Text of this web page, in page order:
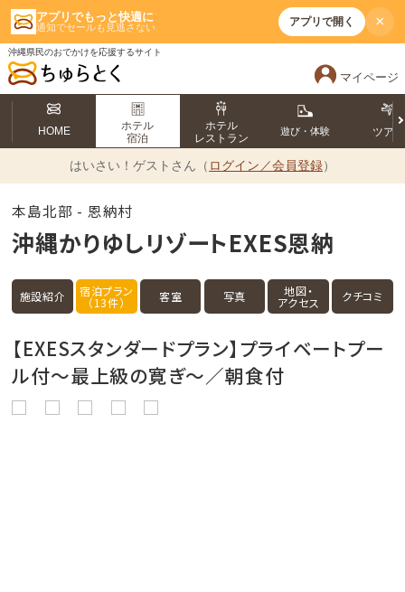
アプリでもっと快適に
通知でセールも見逃さない アプリで開く ×
沖縄県民のおでかけを応援するサイト
マイページ
HOME
ホテル
宿泊
ホテル
レストラン
遊び・体験 ツアー
はいさい！ ゲストさん（ ログイン／会員登録）
本島北部 - 恩納村
沖縄かりゆしリゾートEXES恩納
施設紹介 宿泊プラン
（13件） 客室 写真 地図・
アクセス クチコミ
【EXESスタンダードプラン】プライベートプー
ル付～最上級の寛ぎ～／朝食付